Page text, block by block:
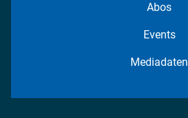
Abos
Events
Mediadaten